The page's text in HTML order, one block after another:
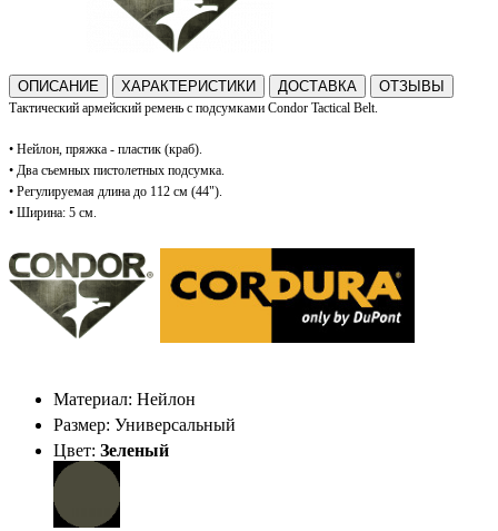
ОПИСАНИЕ ХАРАКТЕРИСТИКИ ДОСТАВКА ОТЗЫВЫ
Тактический армейский ремень с подсумками Condor Tactical Belt.
• Нейлон, пряжка - пластик (краб).
• Два съемных пистолетных подсумка.
• Регулируемая длина до 112 см (44").
• Ширина: 5 см.
Материал: Нейлон
Размер: Универсальный
Цвет: Зеленый